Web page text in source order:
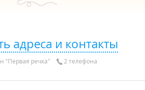
адреса и контакты
"Первая речка" 2 телефона